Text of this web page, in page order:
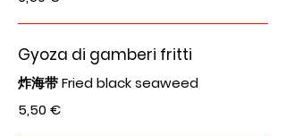
Gyoza di gamberi fritti
炸海带 Fried black seaweed
5,50 €